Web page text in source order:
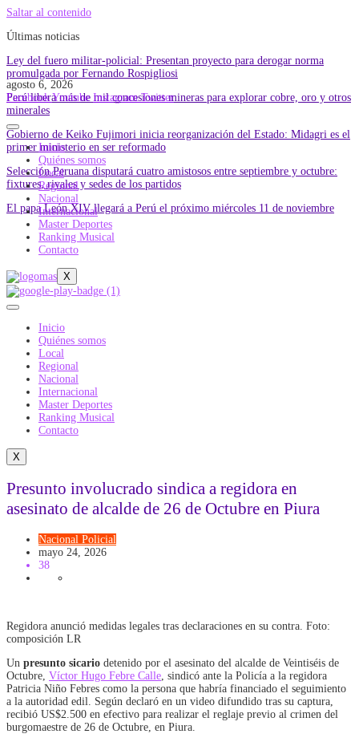
Saltar al contenido
Últimas noticias
Ley del fuero militar-policial: Presentan proyecto para derogar norma
promulgada por Fernando Rospigliosi
Perú libera más de mil concesiones mineras para explorar cobre, oro y otros
minerales
Gobierno de Keiko Fujimori inicia reorganización del Estado: Midagri es el
primer ministerio en ser reformado
Selección Peruana disputará cuatro amistosos entre septiembre y octubre:
fixtures, rivales y sedes de los partidos
El papa León XIV llegará a Perú el próximo miércoles 11 de noviembre
agosto 6, 2026
Facebook Youtube Instagram Twitter
Inicio
Quiénes somos
Local
Regional
Nacional
Internacional
Master Deportes
Ranking Musical
Contacto
X
Inicio
Quiénes somos
Local
Regional
Nacional
Internacional
Master Deportes
Ranking Musical
Contacto
X
Presunto involucrado sindica a regidora en
asesinato de alcalde de 26 de Octubre en Piura
Nacional Policial
mayo 24, 2026
38
Regidora anunció medidas legales tras declaraciones en su contra. Foto:
composición LR
Un presunto sicario detenido por el asesinato del alcalde de Veintiséis de
Octubre, Víctor Hugo Febre Calle , sindicó ante la Policía a la regidora
Patricia Niño Febres como la persona que habría financiado el seguimiento
a la autoridad edil. Según declaró en un video difundido tras su captura,
recibió US$2.500 en efectivo para realizar el reglaje previo al crimen del
burgomaestre de 26 de Octubre, en Piura.